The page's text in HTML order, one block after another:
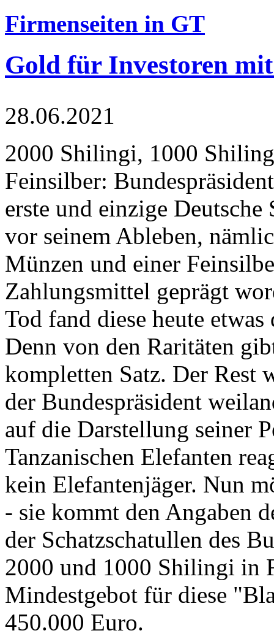
Firmenseiten in GT
Gold für Investoren
28.06.2021
2000 Shilingi, 1000
Feinsilber:
erste und einzige Deutsche
vor seinem Ableben,
Münzen und einer
Zahlungsmittel geprägt
Tod fand diese heute
Denn von den Raritäten
kompletten Satz. Der Rest
der Bundespräsident
auf die Darstellung seiner
Tanzanischen Elefanten
kein Elefantenjäger. Nun
- sie kommt den Angaben
der Schatzschatullen des
2000 und 1000 Shilingi in
Mindestgebot für diese
450.000 Euro.